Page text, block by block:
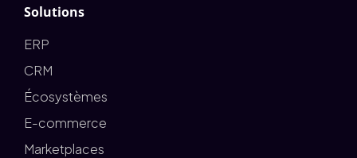
Solutions
ERP
CRM
Écosystèmes
E-commerce
Marketplaces